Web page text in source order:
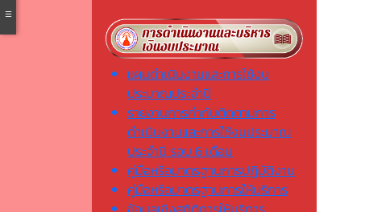
แผนดำเนินงานและการใช้งบ
ประมาณประจำปี
รายงานการกำกับติดตามการ
ดำเนินงานและการใช้งบประมาณ
ประจำปี รอบ 6 เดือน
คู่มือหรือมาตรฐานการปฏิบัติงาน
คู่มือหรือมาตรฐานการให้บริการ